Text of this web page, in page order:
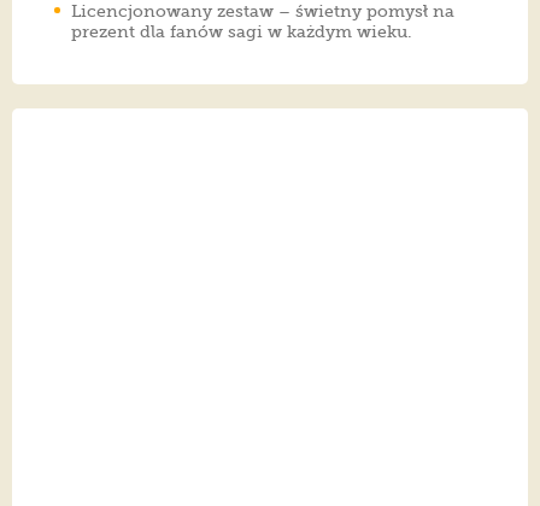
Licencjonowany zestaw – świetny pomysł na
prezent dla fanów sagi w każdym wieku.